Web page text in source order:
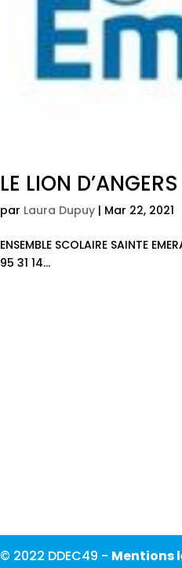
LE LION
par Laura Dupuy | Mar 22, 2021
ENSEMBLE SCOLAIRE SAINTE
95 31 14...
© 2022 DDEC49 - Mentions